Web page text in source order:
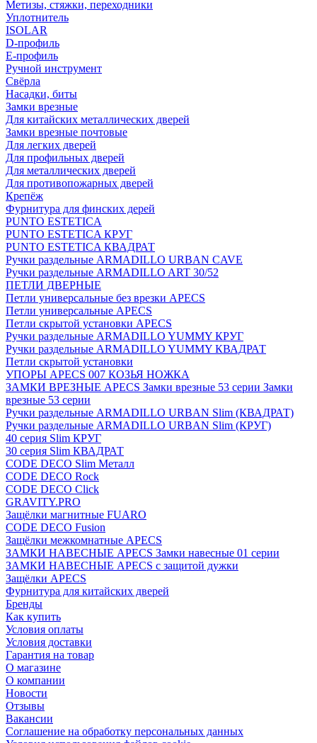
Метизы, стяжки, переходники
Уплотнитель
ISOLAR
D-профиль
Е-профиль
Ручной инструмент
Свёрла
Насадки, биты
Замки врезные
Для китайских металлических дверей
Замки врезные почтовые
Для легких дверей
Для профильных дверей
Для металлических дверей
Для противопожарных дверей
Крепёж
Фурнитура для финских дерей
PUNTO ESTETICA
PUNTO ESTETICA КРУГ
PUNTO ESTETICA КВАДРАТ
Ручки раздельные ARMADILLO URBAN CAVE
Ручки раздельные ARMADILLO ART 30/52
ПЕТЛИ ДВЕРНЫЕ
Петли универсальные без врезки APECS
Петли универсальные APECS
Петли скрытой установки APECS
Ручки раздельные ARMADILLO YUMMY КРУГ
Ручки раздельные ARMADILLO YUMMY КВАДРАТ
Петли скрытой установки
УПОРЫ APECS 007 КОЗЬЯ НОЖКА
ЗАМКИ ВРЕЗНЫЕ APECS Замки врезные 53 серии Замки
врезные 53 серии
Ручки раздельные ARMADILLO URBAN Slim (КВАДРАТ)
Ручки раздельные ARMADILLO URBAN Slim (КРУГ)
40 серия Slim КРУГ
30 серия Slim КВАДРАТ
CODE DECO Slim Металл
CODE DECO Rock
CODE DECO Click
GRAVITY.PRO
Защёлки магнитные FUARO
CODE DECO Fusion
Защёлки межкомнатные APECS
ЗАМКИ НАВЕСНЫЕ APECS Замки навесные 01 серии
ЗАМКИ НАВЕСНЫЕ APECS с защитой дужки
Защёлки APECS
Фурнитура для китайских дверей
Бренды
Как купить
Условия оплаты
Условия доставки
Гарантия на товар
О магазине
О компании
Новости
Отзывы
Вакансии
Соглашение на обработку персональных данных